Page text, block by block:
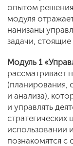
опытом
модуля
нанизаны
задачи,
Модуль 1
рассматривает
(планирования,
и анализа),
и управлять
использовании
познакомятся с